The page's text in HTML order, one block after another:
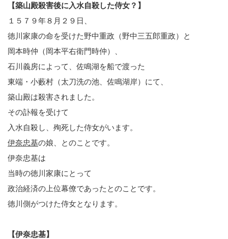
【築山殿殺害後に入水自殺した侍女？】
１５７９年８月２９日、
徳川家康の命を受けた野中重政（野中三五郎重政）と
岡本時仲（岡本平右衛門時仲）、
石川義房によって、佐鳴湖を船で渡った
東端・小藪村（太刀洗の池、佐鳴湖岸）にて、
築山殿は殺害されました。
その訃報を受けて
入水自殺し、殉死した侍女がいます。
伊奈忠基の娘、とのことです。
伊奈忠基は
当時の徳川家康にとって
政治経済の上位幕僚であったとのことです。
徳川側がつけた侍女となります。
【伊奈忠基】